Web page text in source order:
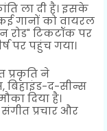
ला दी है। इसके
गानों को वायरल
रोड" टिकटॉक पर
पर पहुंच गया।
प्रकृति ने
द-सीन्स
दिया है।
प्रचार और